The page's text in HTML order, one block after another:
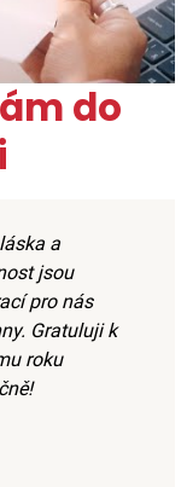
do
a
jsou
pro nás
Gratuluji k
roku